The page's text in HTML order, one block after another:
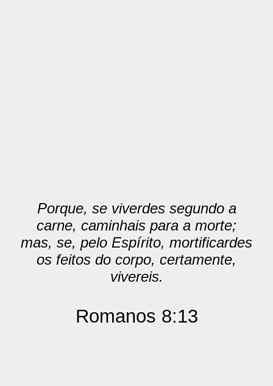
Porque, se viverdes segundo a
carne, caminhais para a morte;
mas, se, pelo Espírito, mortificardes
os feitos do corpo, certamente,
vivereis.
Romanos 8:13